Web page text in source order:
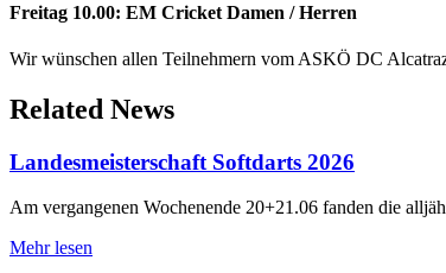
Freitag 10.00: EM Cricket Damen / Herren
Wir wünschen allen Teilnehmern vom ASKÖ DC
Related News
Landesmeisterschaft Softdarts 2026
Am vergangenen Wochenende 20+21.06 fanden die
Mehr lesen